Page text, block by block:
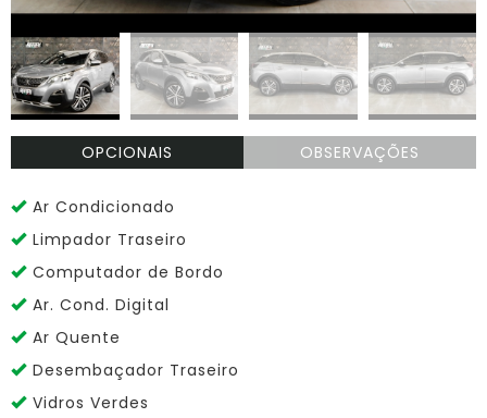
OPCIONAIS OBSERVAÇÕES
Ar Condicionado
Limpador Traseiro
Computador de Bordo
Ar. Cond. Digital
Ar Quente
Desembaçador Traseiro
Vidros Verdes